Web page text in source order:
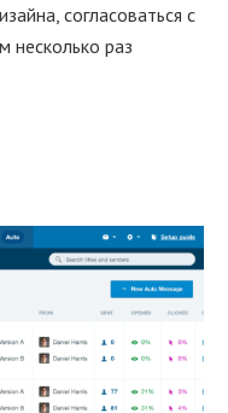
согласоваться с
несколько раз